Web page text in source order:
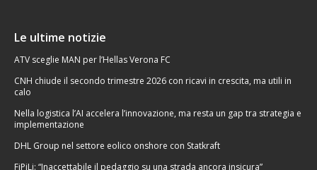
Le ultime notizie
ATV sceglie MAN per l’Hellas Verona FC
CNH chiude il secondo trimestre 2026 con ricavi in crescita, ma utili in
calo
Nella logistica l’AI accelera l’innovazione, ma resta un gap tra strategia e
implementazione
DHL Group nel settore eolico onshore con Statkraft
FiPiLi: “Inaccettabile il pedaggio su una strada ancora insicura”